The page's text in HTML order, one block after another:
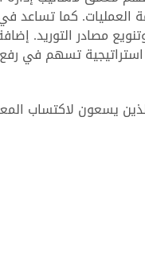
كما تساعد في
مصادر التوريد.
استراتيجية تسهم في
يسعون لاكتساب